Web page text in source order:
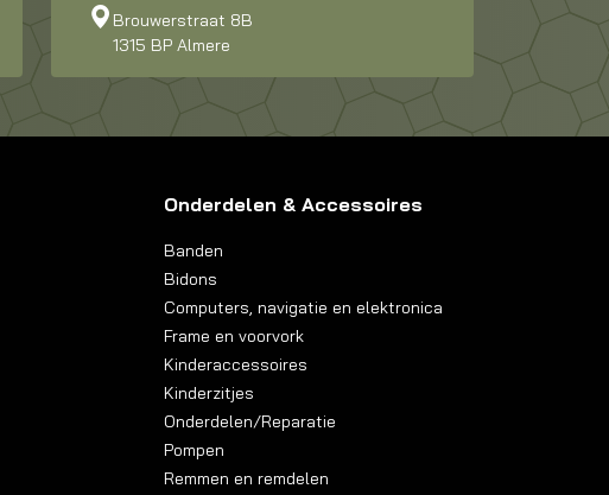
Brouwerstraat 8B
1315 BP Almere
Onderdelen & Accessoires
Banden
Bidons
Computers, navigatie en elektronica
Frame en voorvork
Kinderaccessoires
Kinderzitjes
Onderdelen/Reparatie
Pompen
Remmen en remdelen